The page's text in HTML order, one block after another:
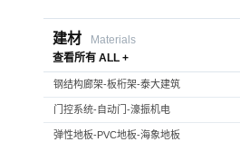
建材
Materials
查看所有 ALL +
钢结构廊架-板桁架-泰大建筑
门控系统-自动门-濠振机电
弹性地板-PVC地板-海象地板